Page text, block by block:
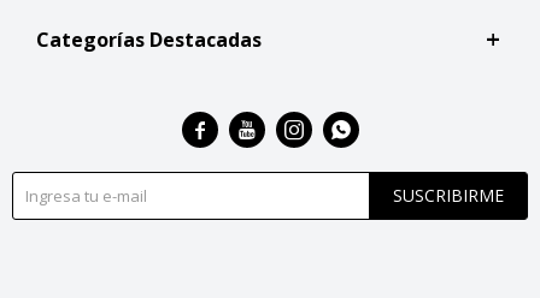
Categorías Destacadas
SUSCRIBIRME
   